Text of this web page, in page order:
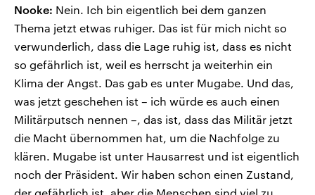
Nooke: Nein. Ich bin eigentlich bei dem ganzen
Thema jetzt etwas ruhiger. Das ist für mich nicht so
verwunderlich, dass die Lage ruhig ist, dass es nicht
so gefährlich ist, weil es herrscht ja weiterhin ein
Klima der Angst. Das gab es unter Mugabe. Und das,
was jetzt geschehen ist – ich würde es auch einen
Militärputsch nennen –, das ist, dass das Militär jetzt
die Macht übernommen hat, um die Nachfolge zu
klären. Mugabe ist unter Hausarrest und ist eigentlich
noch der Präsident. Wir haben schon einen Zustand,